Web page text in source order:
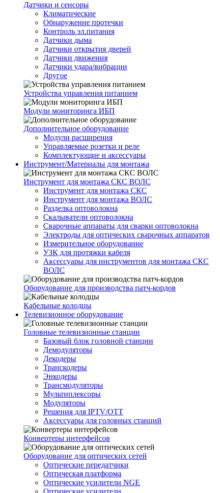
Датчики и сенсоры
Климатические
Обнаружение протечки
Контроль эл.питания
Датчики дыма
Датчики открытия дверей
Датчики движения
Датчики удара/вибрации
Другое
Устройства управления питанием
Модули мониторинга ИБП
Дополнительное оборудование
Модули расширения
Управляемые розетки и реле
Комплектующие и аксессуары
Инструмент/Материалы для монтажа
Инструмент для монтажа СКС ВОЛС
Инструмент для монтажа СКС
Инструмент для монтажа ВОЛС
Разделка оптоволокна
Скалыватели оптоволокна
Сварочные аппараты для сварки оптоволокна
Электроды для оптических сварочных аппаратов
Измерительное оборудование
УЗК для протяжки кабеля
Аксессуары для инструментов для монтажа СКС
ВОЛС
Оборудование для производства патч-кордов
Кабельные колодцы
Телевизионное оборудование
Головные телевизионные станции
Базовый блок головной станции
Демодуляторы
Декодеры
Транскодеры
Энкодеры
Трансмодуляторы
Мультиплексоры
Модуляторы
Решения для IPTV/OTT
Аксессуары для головных станций
Конвертеры интерфейсов
Оборудование для оптических сетей
Оптические передатчики
Оптическая платформа
Оптические усилители NGE
Оптические усилители